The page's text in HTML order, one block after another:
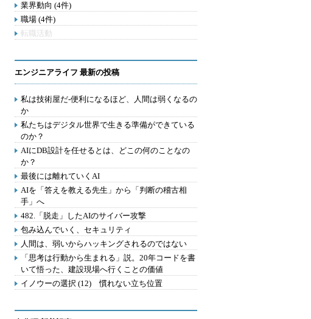
業界動向 (4件)
職場 (4件)
転職活動
エンジニアライフ 最新の投稿
私は技術屋だ-便利になるほど、人間は弱くなるの
か
私たちはデジタル世界で生きる準備ができている
のか？
AIにDB設計を任せるとは、どこの何のことなの
か？
最後には離れていくAI
AIを「答えを教える先生」から「判断の稽古相
手」へ
482.「脱走」したAIのサイバー攻撃
包み込んでいく、セキュリティ
人間は、弱いからハッキングされるのではない
「思考は行動から生まれる」説。20年コードを書
いて悟った、建設現場へ行くことの価値
イノウーの選択 (12) 慣れない立ち位置